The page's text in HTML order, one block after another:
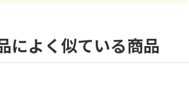
によく似ている商品